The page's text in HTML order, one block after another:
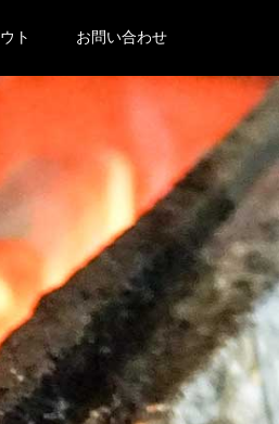
ト お問い合わせ